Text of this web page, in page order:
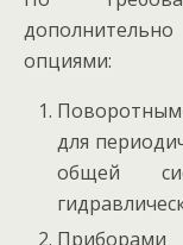
опциями:
для
общей